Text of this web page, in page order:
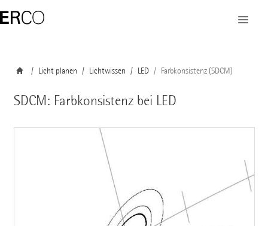
Licht planen Lichtwissen LED Farbkonsistenz (SDCM)
SDCM: Farbkonsistenz bei LED